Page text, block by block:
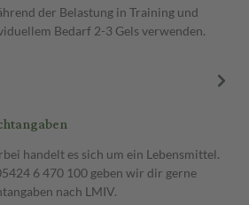
der Belastung in Training und
Bedarf 2-3 Gels verwenden.
handelt es sich um ein Lebensmittel.
6 470 100 geben wir dir gerne
nach LMIV.